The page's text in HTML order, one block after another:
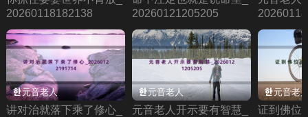
20260118182138
20260121205205
元音老人
讲对治就落下乘了修心_
元音老人
元音老人开示要有智慧_
元音老
证到佛位